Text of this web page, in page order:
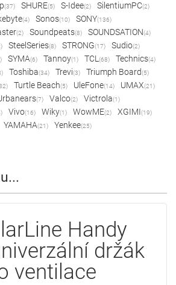
(37) SHURE(5) S-Idee(2) SilentiumPC(2)
(4) Sonos(10) SONY(136)
(2) Soundpeats(8) SOUNDSATION(4)
SteelSeries(8) STRONG(17) Sudio(2)
SYMA(6) Tannoy(1) TCL (68) Technics(4)
Toshiba(34) Trevi(3) Triumph Board(5)
Turtle Beach(5) UleFone(14) UMAX(21)
(7) Valco(2) Victrola(1)
Vivo(16) Wiky(1) WowME(2) XGIMI(19)
YAMAHA(21) Yenkee(25)
Handy
držák
ventilace